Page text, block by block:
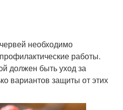
необходимо
работы.
должен быть уход за
вариантов защиты от этих